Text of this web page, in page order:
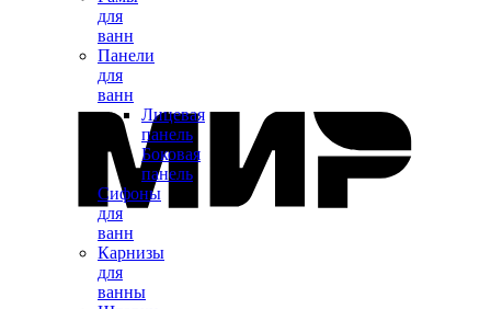
для
ванн
Панели
для
ванн
Лицевая
панель
Боковая
панель
Сифоны
для
ванн
Карнизы
для
ванны